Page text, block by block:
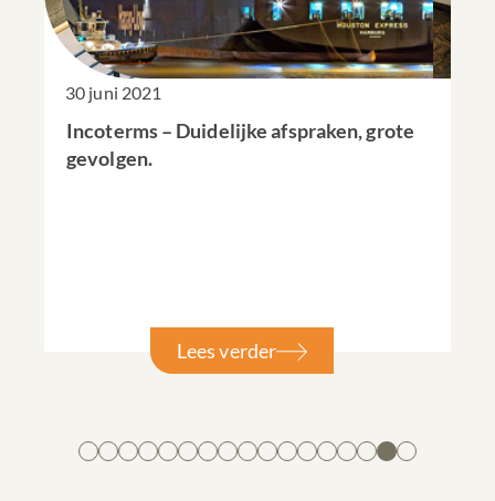
30 juni 2021
Incoterms – Duidelijke afspraken, grote
gevolgen.
Lees verder